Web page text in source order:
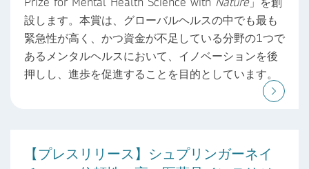
設します。本賞は、グローバルヘルスの中でも最も
緊急性が高く、かつ資金が不足している分野の1つで
あるメンタルヘルスにおいて、イノベーションを後
押しし、進歩を促進することを目的としています。
【プレスリリース】シュプリンガーネイ